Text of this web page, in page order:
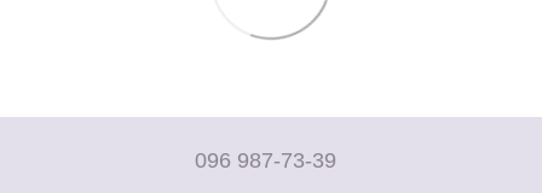
096 987-73-39